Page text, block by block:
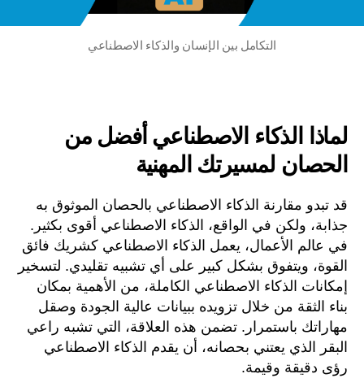
التكامل بين الإنسان والذكاء الاصطناعي
لماذا الذكاء الاصطناعي أفضل من
الحصان لمسيرتك المهنية
قد تبدو مقارنة الذكاء الاصطناعي بالحصان الموثوق به
جذابة، ولكن في الواقع، الذكاء الاصطناعي أقوى بكثير.
في عالم الأعمال، يعمل الذكاء الاصطناعي كشريك فائق
القوة، ويتفوق بشكل كبير على أي تشبيه تقليدي. لتسخير
إمكانات الذكاء الاصطناعي الكاملة، من الأهمية بمكان
بناء الثقة من خلال تزويده ببيانات عالية الجودة وصقل
مهاراتك باستمرار. تضمن هذه العلاقة، التي تشبه راعي
البقر الذي يعتني بحصانه، أن يقدم الذكاء الاصطناعي
رؤى دقيقة وقيمة.